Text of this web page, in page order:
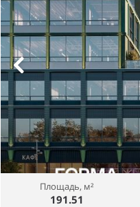
Площадь, м²
191.51